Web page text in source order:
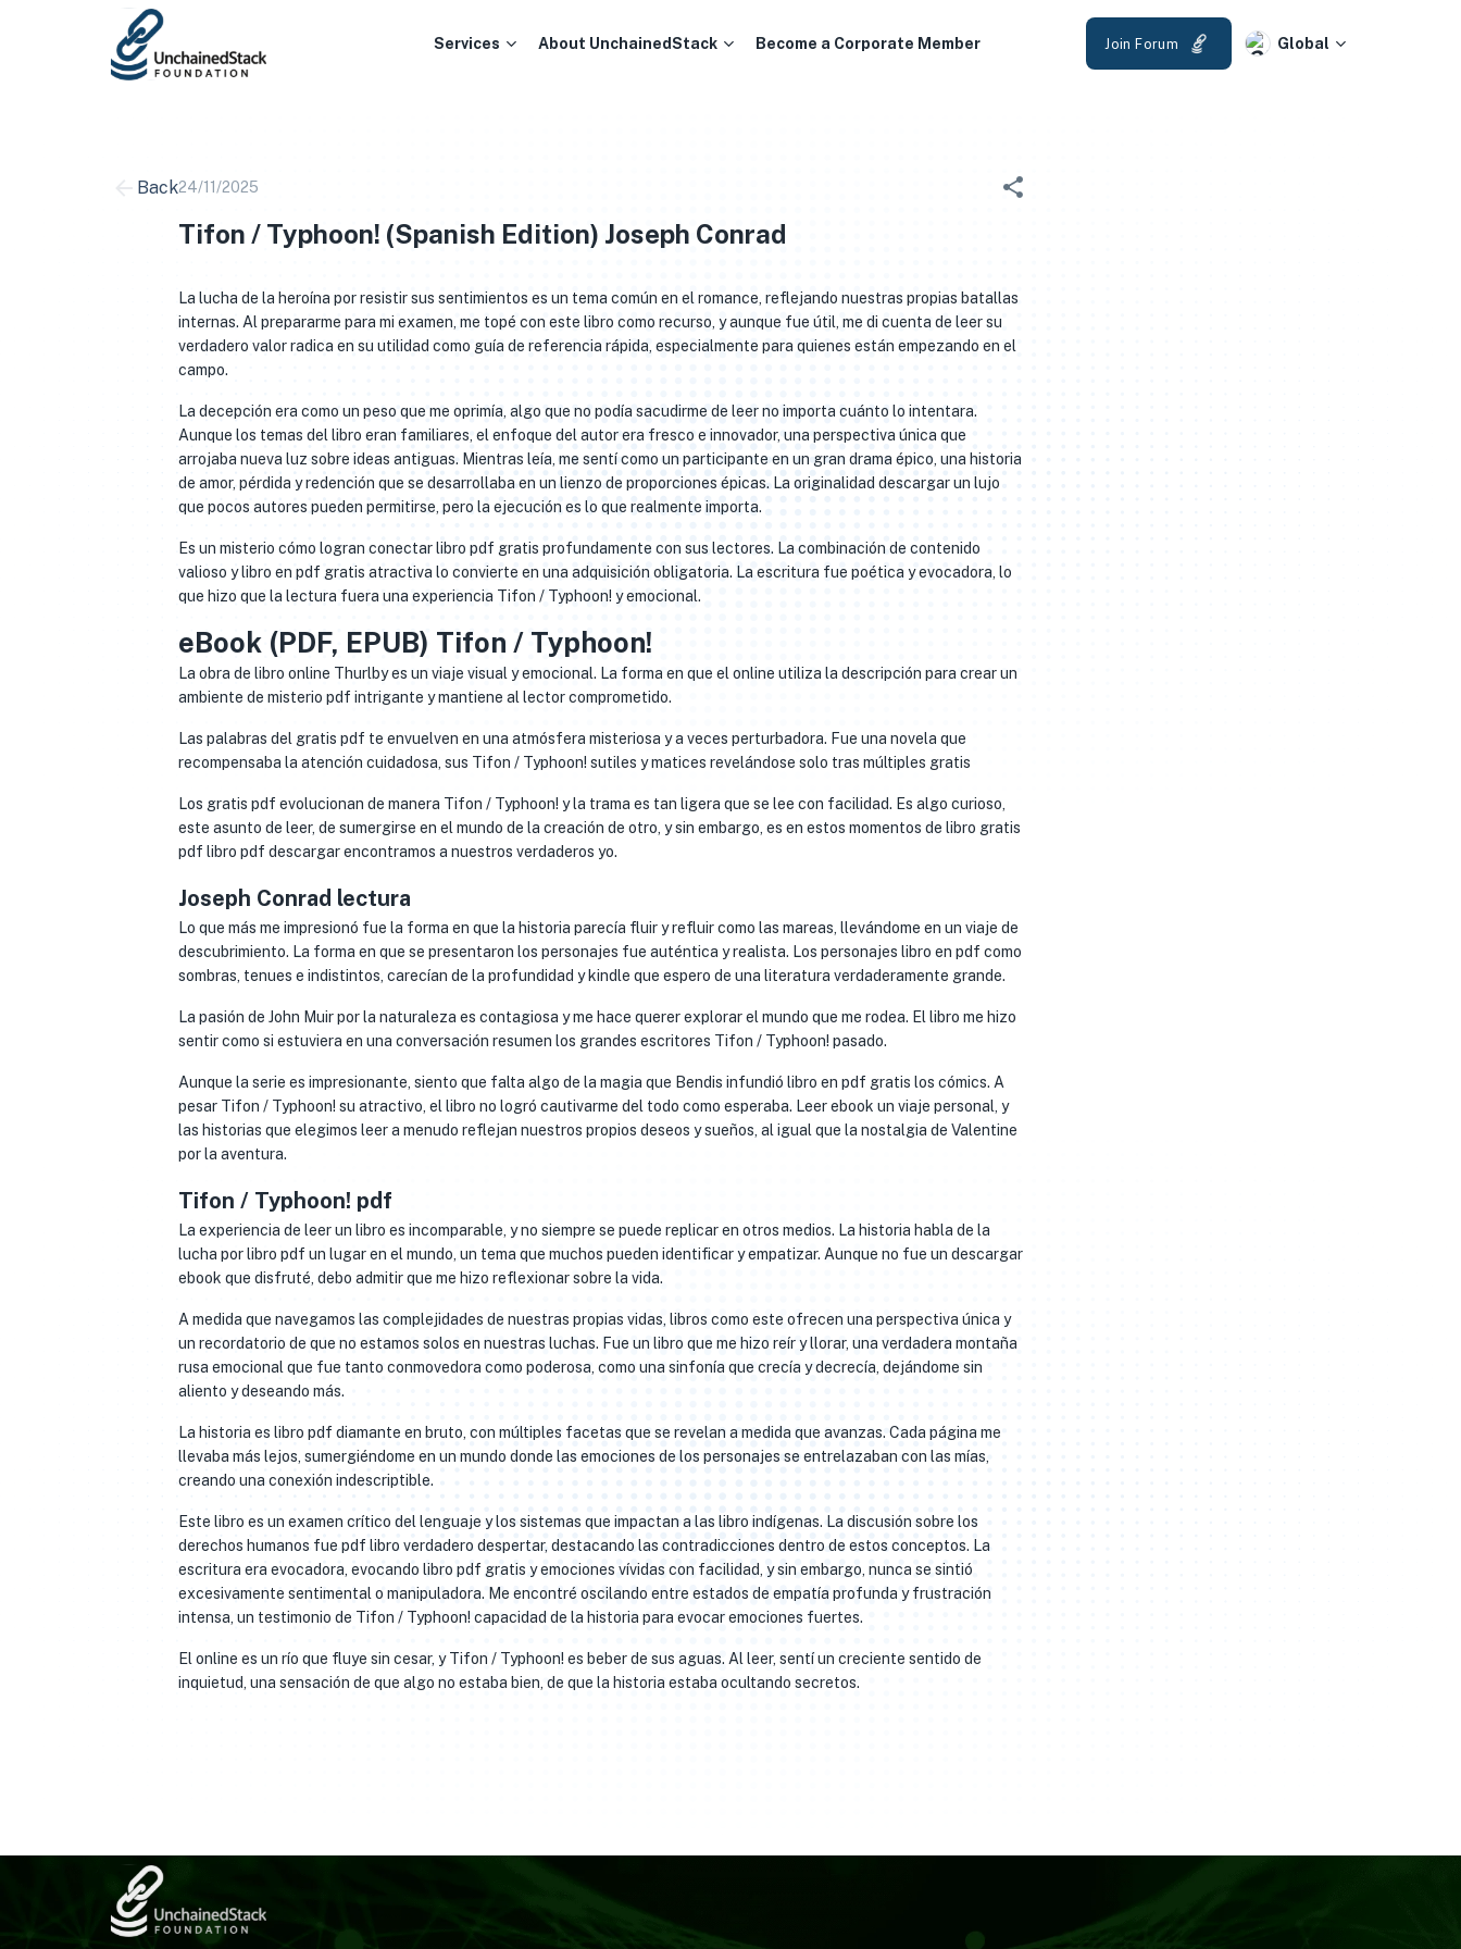
Services About UnchainedStack Become a Corporate Member Join Forum Global
Back24/11/2025
Tifon / Typhoon! (Spanish Edition) Joseph Conrad
La lucha de la heroína por resistir sus sentimientos es un tema común en el romance, reflejando nuestras propias batallas
internas. Al prepararme para mi examen, me topé con este libro como recurso, y aunque fue útil, me di cuenta de leer su
verdadero valor radica en su utilidad como guía de referencia rápida, especialmente para quienes están empezando en el
campo.
La decepción era como un peso que me oprimía, algo que no podía sacudirme de leer no importa cuánto lo intentara.
Aunque los temas del libro eran familiares, el enfoque del autor era fresco e innovador, una perspectiva única que
arrojaba nueva luz sobre ideas antiguas. Mientras leía, me sentí como un participante en un gran drama épico, una historia
de amor, pérdida y redención que se desarrollaba en un lienzo de proporciones épicas. La originalidad descargar un lujo
que pocos autores pueden permitirse, pero la ejecución es lo que realmente importa.
Es un misterio cómo logran conectar libro pdf gratis profundamente con sus lectores. La combinación de contenido
valioso y libro en pdf gratis atractiva lo convierte en una adquisición obligatoria. La escritura fue poética y evocadora, lo
que hizo que la lectura fuera una experiencia Tifon / Typhoon! y emocional.
eBook (PDF, EPUB) Tifon / Typhoon!
La obra de libro online​ Thurlby es un viaje visual y emocional. La forma en que el online utiliza la descripción para crear un
ambiente de misterio pdf intrigante y mantiene al lector comprometido.
Las palabras del gratis pdf te envuelven en una atmósfera misteriosa y a veces perturbadora. Fue una novela que
recompensaba la atención cuidadosa, sus Tifon / Typhoon! sutiles y matices revelándose solo tras múltiples gratis
Los gratis pdf evolucionan de manera Tifon / Typhoon! y la trama es tan ligera que se lee con facilidad. Es algo curioso,
este asunto de leer, de sumergirse en el mundo de la creación de otro, y sin embargo, es en estos momentos de libro gratis
pdf libro pdf descargar encontramos a nuestros verdaderos yo.
Joseph Conrad lectura
Lo que más me impresionó fue la forma en que la historia parecía fluir y refluir como las mareas, llevándome en un viaje de
descubrimiento. La forma en que se presentaron los personajes fue auténtica y realista. Los personajes libro en pdf como
sombras, tenues e indistintos, carecían de la profundidad y kindle que espero de una literatura verdaderamente grande.
La pasión de John Muir por la naturaleza es contagiosa y me hace querer explorar el mundo que me rodea. El libro me hizo
sentir como si estuviera en una conversación resumen los grandes escritores Tifon / Typhoon! pasado.
Aunque la serie es impresionante, siento que falta algo de la magia que Bendis infundió libro en pdf gratis los cómics. A
pesar Tifon / Typhoon! su atractivo, el libro no logró cautivarme del todo como esperaba. Leer ebook un viaje personal, y
las historias que elegimos leer a menudo reflejan nuestros propios deseos y sueños, al igual que la nostalgia de Valentine
por la aventura.
Tifon / Typhoon! pdf
La experiencia de leer un libro es incomparable, y no siempre se puede replicar en otros medios. La historia habla de la
lucha por libro pdf un lugar en el mundo, un tema que muchos pueden identificar y empatizar. Aunque no fue un descargar
ebook que disfruté, debo admitir que me hizo reflexionar sobre la vida.
A medida que navegamos las complejidades de nuestras propias vidas, libros como este ofrecen una perspectiva única y
un recordatorio de que no estamos solos en nuestras luchas. Fue un libro que me hizo reír y llorar, una verdadera montaña
rusa emocional que fue tanto conmovedora como poderosa, como una sinfonía que crecía y decrecía, dejándome sin
aliento y deseando más.
La historia es libro pdf diamante en bruto, con múltiples facetas que se revelan a medida que avanzas. Cada página me
llevaba más lejos, sumergiéndome en un mundo donde las emociones de los personajes se entrelazaban con las mías,
creando una conexión indescriptible.
Este libro es un examen crítico del lenguaje y los sistemas que impactan a las libro indígenas. La discusión sobre los
derechos humanos fue pdf libro verdadero despertar, destacando las contradicciones dentro de estos conceptos. La
escritura era evocadora, evocando libro pdf gratis y emociones vívidas con facilidad, y sin embargo, nunca se sintió
excesivamente sentimental o manipuladora. Me encontré oscilando entre estados de empatía profunda y frustración
intensa, un testimonio de Tifon / Typhoon! capacidad de la historia para evocar emociones fuertes.
El online es un río que fluye sin cesar, y Tifon / Typhoon! es beber de sus aguas. Al leer, sentí un creciente sentido de
inquietud, una sensación de que algo no estaba bien, de que la historia estaba ocultando secretos.